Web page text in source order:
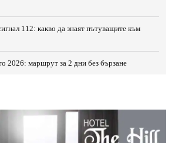
112: какво да знаят пътуващите към
2026: маршрут за 2 дни без бързане